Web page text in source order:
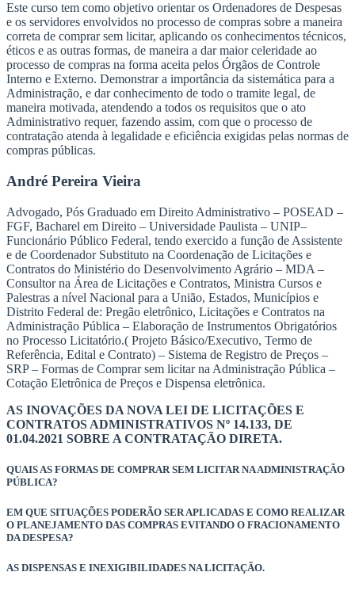
Este curso tem como objetivo orientar os Ordenadores de Despesas
e os servidores envolvidos no processo de compras sobre a maneira
correta de comprar sem licitar, aplicando os conhecimentos técnicos,
éticos e as outras formas, de maneira a dar maior celeridade ao
processo de compras na forma aceita pelos Órgãos de Controle
Interno e Externo. Demonstrar a importância da sistemática para a
Administração, e dar conhecimento de todo o tramite legal, de
maneira motivada, atendendo a todos os requisitos que o ato
Administrativo requer, fazendo assim, com que o processo de
contratação atenda à legalidade e eficiência exigidas pelas normas de
compras públicas.
André Pereira Vieira
Advogado, Pós Graduado em Direito Administrativo – POSEAD –
FGF, Bacharel em Direito – Universidade Paulista – UNIP–
Funcionário Público Federal, tendo exercido a função de Assistente
e de Coordenador Substituto na Coordenação de Licitações e
Contratos do Ministério do Desenvolvimento Agrário – MDA –
Consultor na Área de Licitações e Contratos, Ministra Cursos e
Palestras a nível Nacional para a União, Estados, Municípios e
Distrito Federal de: Pregão eletrônico, Licitações e Contratos na
Administração Pública – Elaboração de Instrumentos Obrigatórios
no Processo Licitatório.( Projeto Básico/Executivo, Termo de
Referência, Edital e Contrato) – Sistema de Registro de Preços –
SRP – Formas de Comprar sem licitar na Administração Pública –
Cotação Eletrônica de Preços e Dispensa eletrônica.
AS INOVAÇÕES DA NOVA LEI DE LICITAÇÕES E
CONTRATOS ADMINISTRATIVOS Nº 14.133, DE
01.04.2021 SOBRE A CONTRATAÇÃO DIRETA.
QUAIS AS FORMAS DE COMPRAR SEM LICITAR NA ADMINISTRAÇÃO
PÚBLICA?
EM QUE SITUAÇÕES PODERÃO SER APLICADAS E COMO REALIZAR
O PLANEJAMENTO DAS COMPRAS EVITANDO O FRACIONAMENTO
DA DESPESA?
AS DISPENSAS E INEXIGIBILIDADES NA LICITAÇÃO.